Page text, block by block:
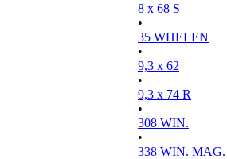
8 x 68 S
•
35 WHELEN
•
9,3 x 62
•
9,3 x 74 R
•
308 WIN.
•
338 WIN. MAG.